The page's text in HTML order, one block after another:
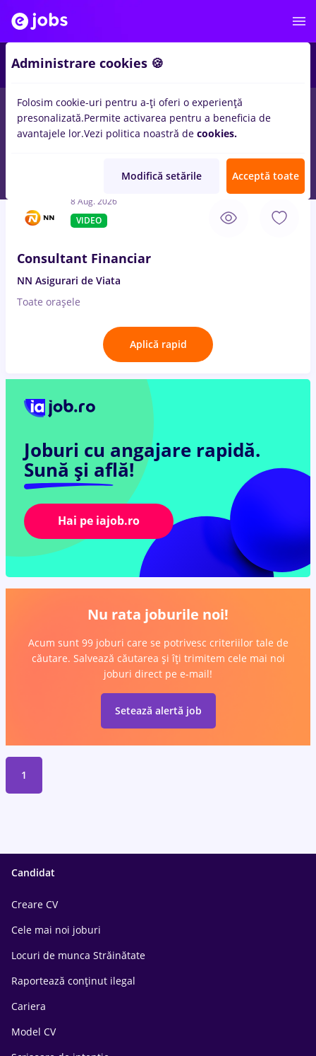
Salarii Student IT / Telecom Medicină /
8 Aug. 2026
VIDEO
Consultant Financiar
NN Asigurari de Viata
Toate oraşele
Aplică rapid
Joburi cu angajare rapidă.
Sună și află!
Hai pe iajob.ro
Nu rata joburile noi!
Acum sunt 99 joburi care se potrivesc criteriilor tale de
căutare. Salvează căutarea și îți trimitem cele mai noi
joburi direct pe e-mail!
Setează alertă job
1
Candidat
Creare CV
Cele mai noi joburi
Locuri de munca Străinătate
Raportează conținut ilegal
Cariera
Model CV
Administrare cookies 🍪
Folosim cookie-uri pentru a-ți oferi o experiență
presonalizată.Permite activarea pentru a beneficia de
avantajele lor.Vezi politica noastră de cookies.
Modifică setările Acceptă toate